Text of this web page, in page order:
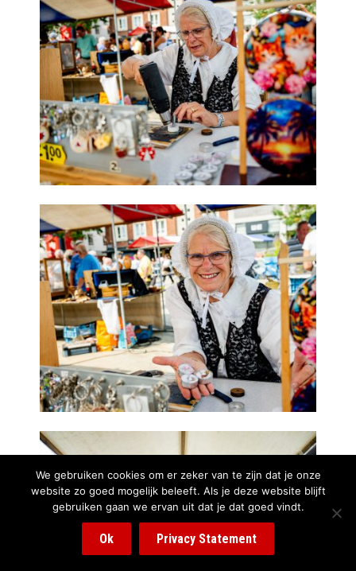
We gebruiken cookies om er zeker van te zijn dat je onze
website zo goed mogelijk beleeft. Als je deze website blijft
gebruiken gaan we ervan uit dat je dat goed vindt.
Ok Privacy Statement